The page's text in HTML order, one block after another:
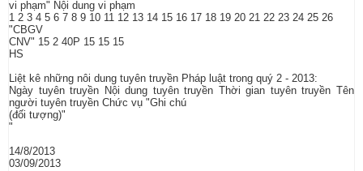
vi phạm" Nội dung vi phạm
1 2 3 4 5 6 7 8 9 10 11 12 13 14 15 16 17 18 19 20 21 22 23 24 25 26
"CBGV
CNV" 15 2 40P 15 15 15
HS
Liệt kê những nôi dung tuyên truyền Pháp luật trong quý 2 - 2013:
Ngày tuyên truyền Nội dung tuyên truyền Thời gian tuyên truyền Tên
người tuyên truyền Chức vụ "Ghi chú
(đối tượng)"
"
14/8/2013
03/09/2013